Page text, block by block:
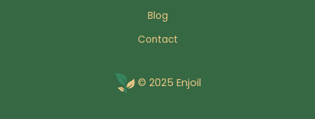
Blog
Contact
© 2025 Enjoil